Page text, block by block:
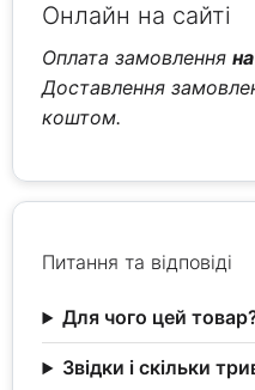
Онлайн на сайті
Оплата замовлення
Доставлення
коштом.
Питання та відповіді
Для чого цей
Звідки і скільки